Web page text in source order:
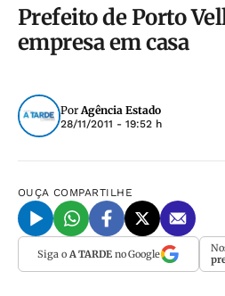
Prefeito de Porto
empresa em casa
PorAgência Estado
28/11/2011 - 19:52 h
OUÇA COMPARTILHE
Siga o A TARDEno Google